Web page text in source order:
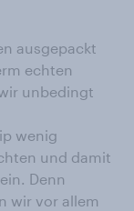
ausgepackt
echten
unbedingt
wenig
und damit
Denn
wir vor allem